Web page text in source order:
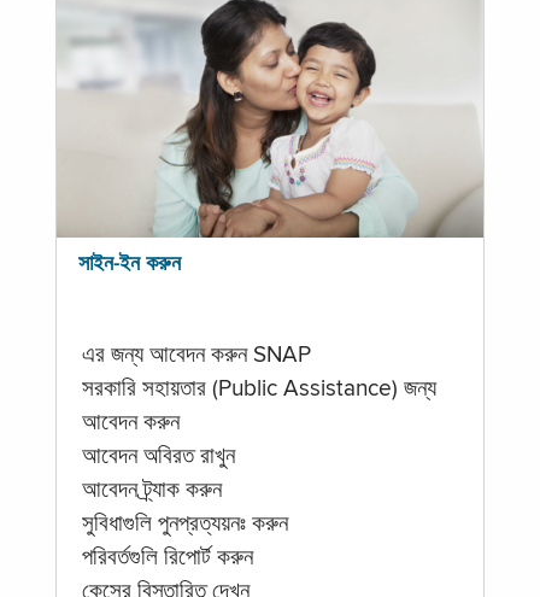
সাইন-ইন করুন
এর জন্য আবেদন করুন SNAP
সরকারি সহায়তার (Public Assistance) জন্য
আবেদন করুন
আবেদন অবিরত রাখুন
আবেদন ট্র্যাক করুন
সুবিধাগুলি পুনপ্রত্যয়নঃ করুন
পরিবর্তগুলি রিপোর্ট করুন
কেসের বিস্তারিত দেখুন